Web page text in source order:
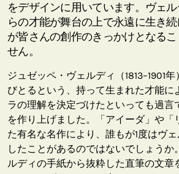
をデザインに用いています。ヴェ
らの才能が舞台の上で永遠に生き
が皆さんの創作のきっかけとなる
せん。
ジュゼッペ・ヴェルディ（1813–1901
びとるという、持って生まれた才能に
ラの理解を決定づけたといっても過言
を作り上げました。「アイーダ」や「
た有名な名作により、誰もが1度はヴ
したことがあるのではないでしょうか
ルディの手紙から抜粋した直筆の文章